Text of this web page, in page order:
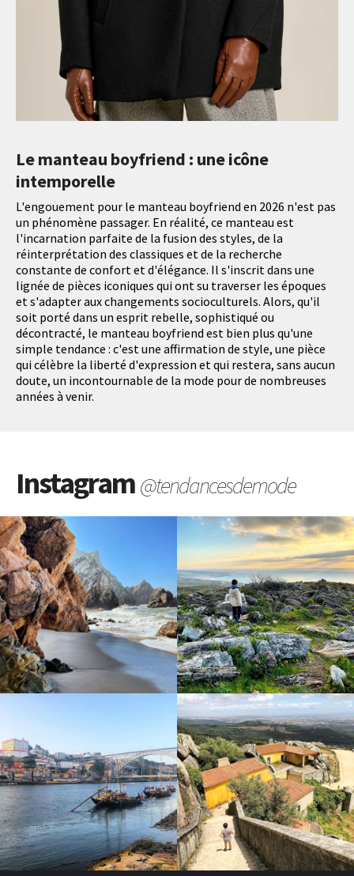
Le manteau boyfriend : une icône
intemporelle
L'engouement pour le manteau boyfriend en 2026 n'est pas
un phénomène passager. En réalité, ce manteau est
l'incarnation parfaite de la fusion des styles, de la
réinterprétation des classiques et de la recherche
constante de confort et d'élégance. Il s'inscrit dans une
lignée de pièces iconiques qui ont su traverser les époques
et s'adapter aux changements socioculturels. Alors, qu'il
soit porté dans un esprit rebelle, sophistiqué ou
décontracté, le manteau boyfriend est bien plus qu'une
simple tendance : c'est une affirmation de style, une pièce
qui célèbre la liberté d'expression et qui restera, sans aucun
doute, un incontournable de la mode pour de nombreuses
années à venir.
Instagram@tendancesdemode